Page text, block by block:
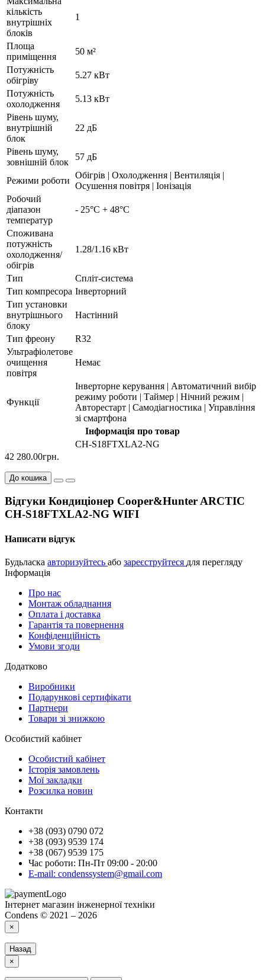
кількість
внутрішніх
блоків
1
Площа
приміщення
50 м²
Потужність
обігріву
5.27 кВт
Потужність
охолодження
5.13 кВт
Рівень шуму,
внутрішній
блок
22 дБ
Рівень шуму,
зовнішній блок
57 дБ
Режими роботи
Обігрів | Охолодження | Вентиляція |
Осушення повітря | Іонізація
Робочий
діапазон
температур
- 25°С + 48°С
Споживана
потужність
охолодження/
обігрів
1.28/1.16 кВт
Тип
Спліт-система
Тип компресора Інверторний
Тип установки
внутрішнього
блоку
Настінний
Тип фреону
R32
Ультрафіолетове
очищення
повітря
Немає
Функції
Інверторне керування | Автоматичний вибір
режиму роботи | Таймер | Нічний режим |
Авторестарт | Самодіагностика | Управління
зі смартфона
Інформація про товар
CH-S18FTXLA2-NG
42 280.00грн.
До кошика
Відгуки Кондиціонер Cooper&Hunter ARCTIC
CH-S18FTXLA2-NG WIFI
Написати відгук
Будьласка авторизуйтесь або зареєструйтеся для перегляду
Інформація
Про нас
Монтаж обладнання
Оплата і доставка
Гарантія та повернення
Конфіденційність
Умови згоди
Додатково
Виробники
Подарункові сертифікати
Партнери
Товари зі знижкою
Особистий кабінет
Особистий кабінет
Історія замовлень
Мої закладки
Розсилка новин
Контакти
+38 (093) 0790 072
+38 (093) 9539 174
+38 (067) 9539 175
Час роботи: Пн-Пт 09:00 - 20:00
E-mail: condenssystem@gmail.com
Інтернет магазин інженерної техніки
Condens © 2021 – 2026
×
Назад
×